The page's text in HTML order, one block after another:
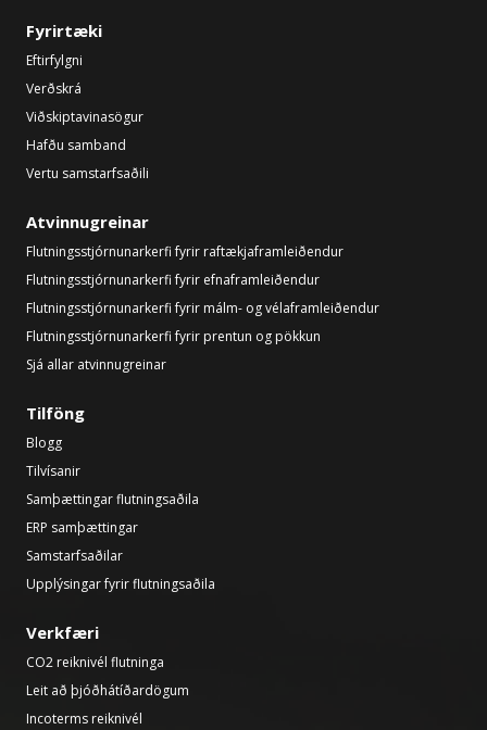
Fyrirtæki
Eftirfylgni
Verðskrá
Viðskiptavinasögur
Hafðu samband
Vertu samstarfsaðili
Atvinnugreinar
Flutningsstjórnunarkerfi fyrir raftækjaframleiðendur
Flutningsstjórnunarkerfi fyrir efnaframleiðendur
Flutningsstjórnunarkerfi fyrir málm- og vélaframleiðendur
Flutningsstjórnunarkerfi fyrir prentun og pökkun
Sjá allar atvinnugreinar
Tilföng
Blogg
Tilvísanir
Samþættingar flutningsaðila
ERP samþættingar
Samstarfsaðilar
Upplýsingar fyrir flutningsaðila
Verkfæri
CO2 reiknivél flutninga
Leit að þjóðhátíðardögum
Incoterms reiknivél